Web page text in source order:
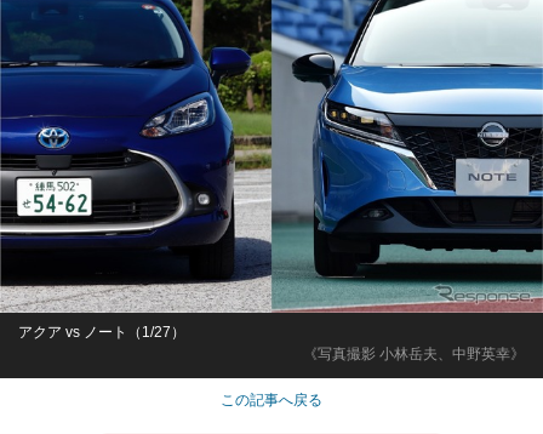
《写真撮影 小林岳夫、中野英幸》
アクア vs ノート（1/27）
この記事へ戻る